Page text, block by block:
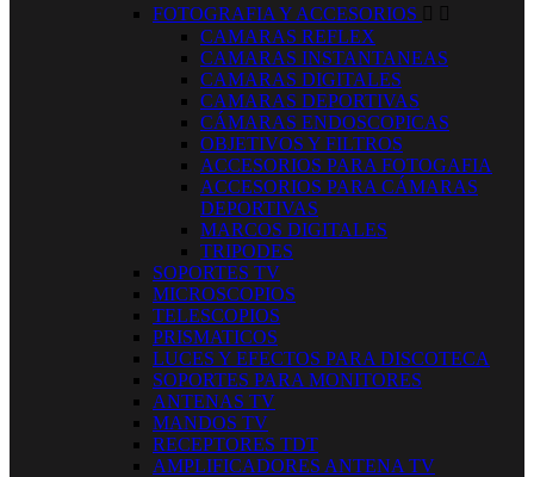
FOTOGRAFIA Y ACCESORIOS  
CAMARAS REFLEX
CAMARAS INSTANTANEAS
CAMARAS DIGITALES
CAMARAS DEPORTIVAS
CÁMARAS ENDOSCOPICAS
OBJETIVOS Y FILTROS
ACCESORIOS PARA FOTOGAFIA
ACCESORIOS PARA CÁMARAS
DEPORTIVAS
MARCOS DIGITALES
TRIPODES
SOPORTES TV
MICROSCOPIOS
TELESCOPIOS
PRISMATICOS
LUCES Y EFECTOS PARA DISCOTECA
SOPORTES PARA MONITORES
ANTENAS TV
MANDOS TV
RECEPTORES TDT
AMPLIFICADORES ANTENA TV